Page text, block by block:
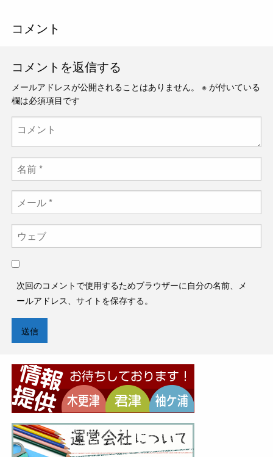
コメント
コメントを返信する
メールアドレスが公開されることはありません。 ※ が付いている
欄は必須項目です
次回のコメントで使用するためブラウザーに自分の名前、メ
ールアドレス、サイトを保存する。